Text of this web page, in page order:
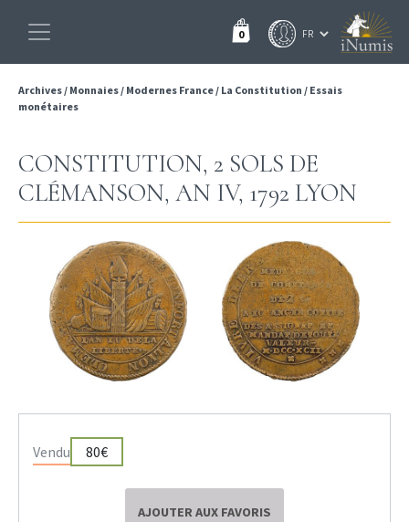
0
Archives/ Monnaies/ Modernes France/ La Constitution / Essais
monétaires
CONSTITUTION, 2 SOLS DE
CLÉMANSON, AN IV, 1792 LYON
Vendu 80€
AJOUTER AUX FAVORIS